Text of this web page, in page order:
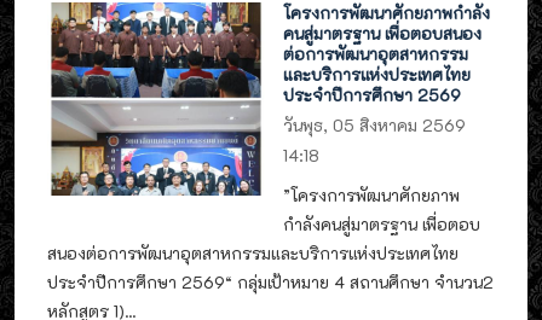
โครงการพัฒนาศักยภาพกำลัง
คนสู่มาตรฐาน เพื่อตอบสนอง
ต่อการพัฒนาอุตสาหกรรม
และบริการแห่งประเทศไทย
ประจำปีการศึกษา 2569
วันพุธ, 05 สิงหาคม 2569
14:18
”โครงการพัฒนาศักยภาพ
กำลังคนสู่มาตรฐาน เพื่อตอบ
สนองต่อการพัฒนาอุตสาหกรรมและบริการแห่งประเทศไทย
ประจำปีการศึกษา 2569“ กลุ่มเป้าหมาย 4 สถานศึกษา จำนวน2
หลักสูตร 1)...